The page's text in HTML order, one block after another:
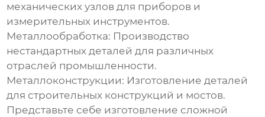
механических узлов для приборов и
измерительных инструментов.
Металлообработка: Производство
нестандартных деталей для различных
отраслей промышленности.
Металлоконструкции: Изготовление деталей
для строительных конструкций и мостов.
Представьте себе изготовление сложной